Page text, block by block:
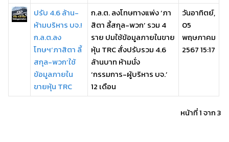
ปรับ 4.6 ล้าน-
ห้ามบริหาร บจ.!
ก.ล.ต.ลง
โทษฯ‘ภาสิตา ลี้
สกุล-พวก’ใช้
ข้อมูลภายใน
ขายหุ้น TRC
ก.ล.ต. ลงโทษทางแพ่ง ‘ภา
สิตา ลี้สกุล-พวก’ รวม 4
ราย ปมใช้ข้อมูลภายในขาย
หุ้น TRC สั่งปรับรวม 4.6
ล้านบาท ห้ามนั่ง
‘กรรมการ-ผู้บริหาร บจ.’
12 เดือน
วันอาทิตย์,
05
พฤษภาคม
2567 15:17
หน้าที่ 1 จาก 3